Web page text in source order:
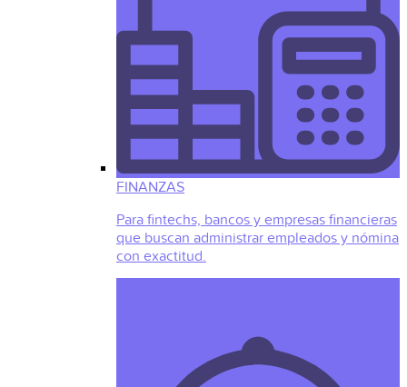
FINANZAS
Para fintechs, bancos y empresas financieras
que buscan administrar empleados y nómina
con exactitud.